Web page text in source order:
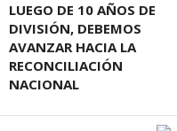
LUEGO DE 10 AÑOS DE
DIVISIÓN, DEBEMOS
AVANZAR HACIA LA
RECONCILIACIÓN
NACIONAL